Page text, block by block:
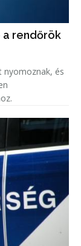
rendőrök
nyomoznak, és